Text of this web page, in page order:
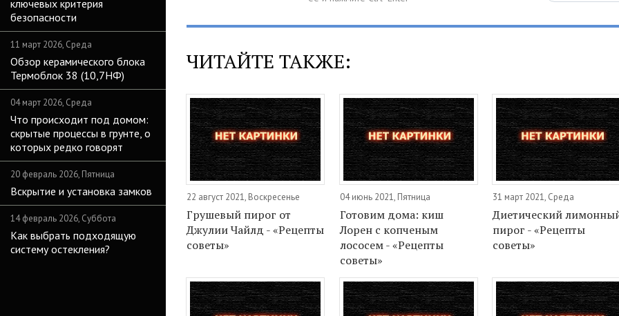
ключевых критерия
безопасности
11 март 2026, Среда
Обзор керамического блока
Термоблок 38 (10,7НФ)
04 март 2026, Среда
Что происходит под домом:
скрытые процессы в грунте, о
которых редко говорят
20 февраль 2026, Пятница
Вскрытие и установка замков
14 февраль 2026, Суббота
Как выбрать подходящую
систему остекления?
ЧИТАЙТЕ ТАКЖЕ:
22 август 2021, Воскресенье
Грушевый пирог от
Джулии Чайлд - «Рецепты
советы»
04 июнь 2021, Пятница
Готовим дома: киш
Лорен с копченым
лососем - «Рецепты
советы»
31 март 2021, Среда
Диетический
пирог - «Рецепты
советы»